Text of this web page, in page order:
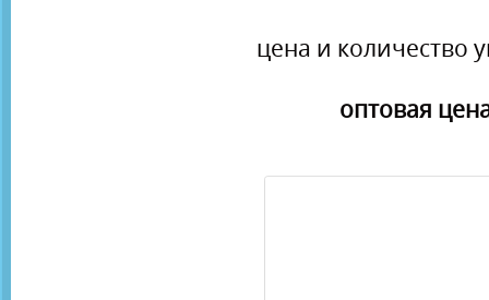
цена и количество
оптовая